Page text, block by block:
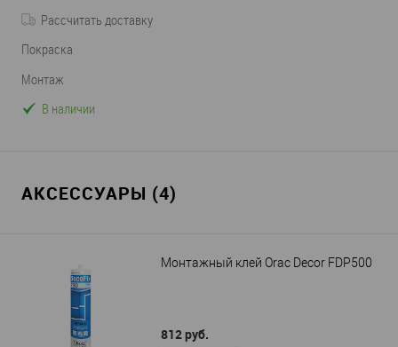
Рассчитать доставку
Покраска
Монтаж
В наличии
АКСЕССУАРЫ (4)
Монтажный клей Orac Decor FDP500
812 руб.